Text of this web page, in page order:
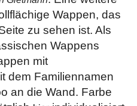
Wappen, das
zu sehen ist. Als
Wappens
mit
dem Familiennamen
an die Wand. Farbe